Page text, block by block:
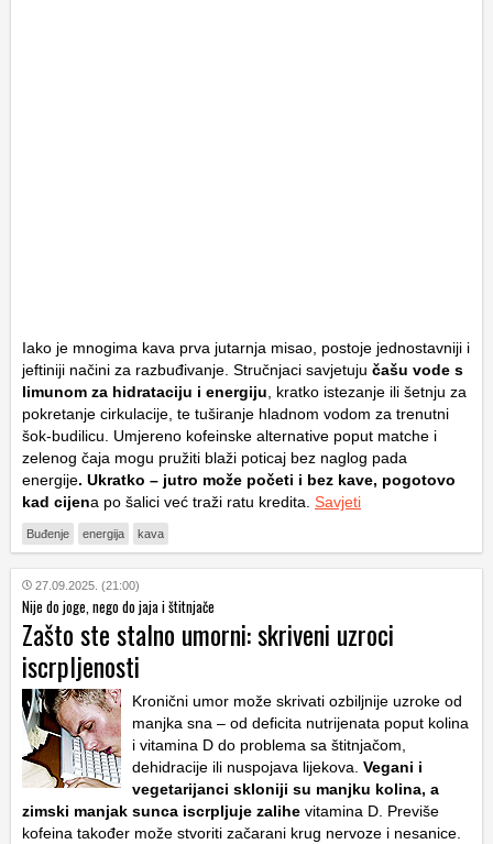
Iako je mnogima kava prva jutarnja misao, postoje jednostavniji i
jeftiniji načini za razbuđivanje. Stručnjaci savjetuju čašu vode s
limunom za hidrataciju i energiju , kratko istezanje ili šetnju za
pokretanje cirkulacije, te tuširanje hladnom vodom za trenutni
šok-budilicu. Umjereno kofeinske alternative poput matche i
zelenog čaja mogu pružiti blaži poticaj bez naglog pada
energije. Ukratko – jutro može početi i bez kave, pogotovo
kad cijena po šalici već traži ratu kredita. Savjeti
Buđenje energija kava
27.09.2025. (21:00)
Nije do joge, nego do jaja i štitnjače
Zašto ste stalno umorni: skriveni uzroci
iscrpljenosti
Kronični umor može skrivati ozbiljnije uzroke od
manjka sna – od deficita nutrijenata poput kolina
i vitamina D do problema sa štitnjačom,
dehidracije ili nuspojava lijekova. Vegani i
vegetarijanci skloniji su manjku kolina, a
zimski manjak sunca iscrpljuje zalihe vitamina D. Previše
kofeina također može stvoriti začarani krug nervoze i nesanice.